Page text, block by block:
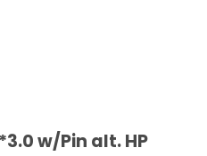
w/Pin alt. HP